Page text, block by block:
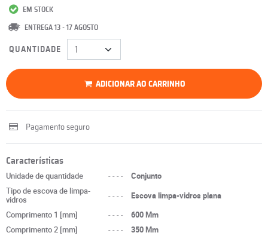
EM STOCK
ENTREGA 13 - 17 AGOSTO
QUANTIDADE
ADICIONAR AO CARRINHO
Pagamento seguro
Características
Unidade de quantidade ----
Conjunto
Tipo de escova de limpa-
vidros
----
Escova limpa-vidros plana
Comprimento 1 [mm]
----
600 Mm
Comprimento 2 [mm]
---- 350 Mm